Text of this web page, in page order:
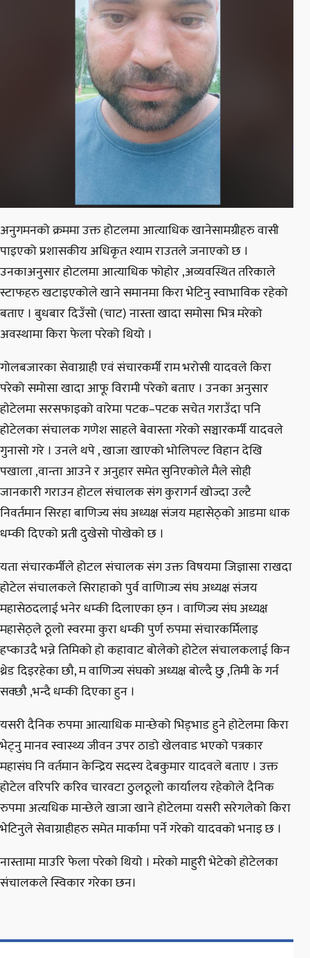
अनुगमनको क्रममा उक्त होटलमा आत्याधिक खानेसामग्रीहरु वासी
पाइएको प्रशासकीय अधिकृत श्याम राउतले जनाएको छ ।
उनकाअनुसार होटलमा आत्याधिक फोहोर ,अव्यवस्थित तरिकाले
स्टाफहरु खटाइएकोले खाने समानमा किरा भेटिनु स्वाभाविक रहेको
बताए । बुधबार दिउँसो (चाट) नास्ता खादा समोसा भित्र मरेको
अवस्थामा किरा फेला परेको थियो ।
गोलबजारका सेवाग्राही एवं संचारकर्मी राम भरोसी यादवले किरा
परेको समोसा खादा आफू विरामी परेको बताए । उनका अनुसार
हाेटेलमा सरसफाइको वारेमा पटक–पटक सचेत गराउँदा पनि
होटेलका संचालक गणेश साहले बेवास्ता गरेको सञ्चारकर्मी यादवले
गुनासो गरे । उनले थपे , खाजा खाएको भोलिपल्ट विहान देखि
पखाला ,वान्ता आउने र अनुहार समेत सुनिएकोले मैले सोही
जानकारी गराउन होटल संचालक संग कुरागर्न खोज्दा उल्टै
निवर्तमान सिरहा बाणिज्य संघ अध्यक्ष संजय महासेठ्को आडमा धाक
धम्की दिएको प्रती दुखेसो पोखेको छ ।
यता संचारकर्मीले होटल संचालक संग उक्त विषयमा जिज्ञासा राखदा
होटेल संचालकले सिराहाको पुर्व वाणिाज्य संघ अध्यक्ष संजय
महासेठदलाई भनेर धम्की दिलाएका छ्न । वाणिज्य संघ अध्यक्ष
महासेठ्ले ठूलो स्वरमा कुरा धम्की पुर्ण रुपमा संचारकर्मिलाइ
हप्काउदै भन्ने तिमिको हो कहावाट बोलेको होटेल संचालकलाई किन
थ्रेड दिइरहेका छौ, म वाणिज्य संघको अध्यक्ष बोल्दै छु ,तिमी के गर्न
सक्छौ ,भन्दै धम्की दिएका हुन ।
यसरी दैनिक रुपमा आत्याधिक मान्छेको भिड्भाड हुने होटेलमा किरा
भेट्नु मानव स्वास्थ्य जीवन उपर ठाडो खेलवाड भएको पत्रकार
महासंघ नि वर्तमान केन्द्रिय सदस्य देबकुमार यादवले बताए । उक्त
होटेल वरिपरि करिव चारवटा ठुलठूलो कार्यालय रहेकोले दैनिक
रुपमा अत्यधिक मान्छेले खाजा खाने होटेलमा यसरी सरेगलेको किरा
भेटिनुले सेवाग्राहीहरु समेत मार्कामा पर्ने गरेको यादवको भनाइ छ ।
नास्तामा माउरि फेला परेकाे थियाे । मरेकाे माहुरी भेटेकाे होटेलका
संचालकले स्विकार गरेका छन।